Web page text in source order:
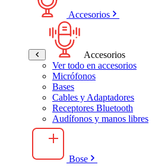
Accesorios
Accesorios
Ver todo en accesorios
Micrófonos
Bases
Cables y Adaptadores
Receptores Bluetooth
Audífonos y manos libres
Bose